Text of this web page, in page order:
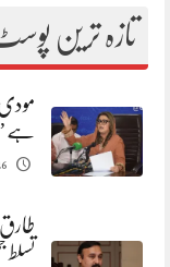
تازہ ترین
مودی
تسلط